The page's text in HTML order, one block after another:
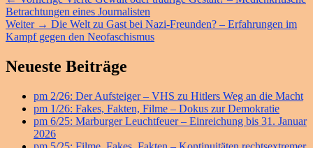
Beitrag:
Betrachtungen eines Journalisten
Weiter → Nächster
Beitrag:
Die Welt zu Gast bei Nazi-Freunden? – Erfahrungen im
Kampf gegen den Neofaschismus
Primärer
Widget-
Bereich
Neueste Beiträge
pm 2/26: Der Aufsteiger – VHS zu Hitlers Weg an die Macht
pm 1/26: Fakes, Fakten, Filme – Dokus zur Demokratie
pm 6/25: Marburger Leuchtfeuer – Einreichung bis 31. Januar
2026